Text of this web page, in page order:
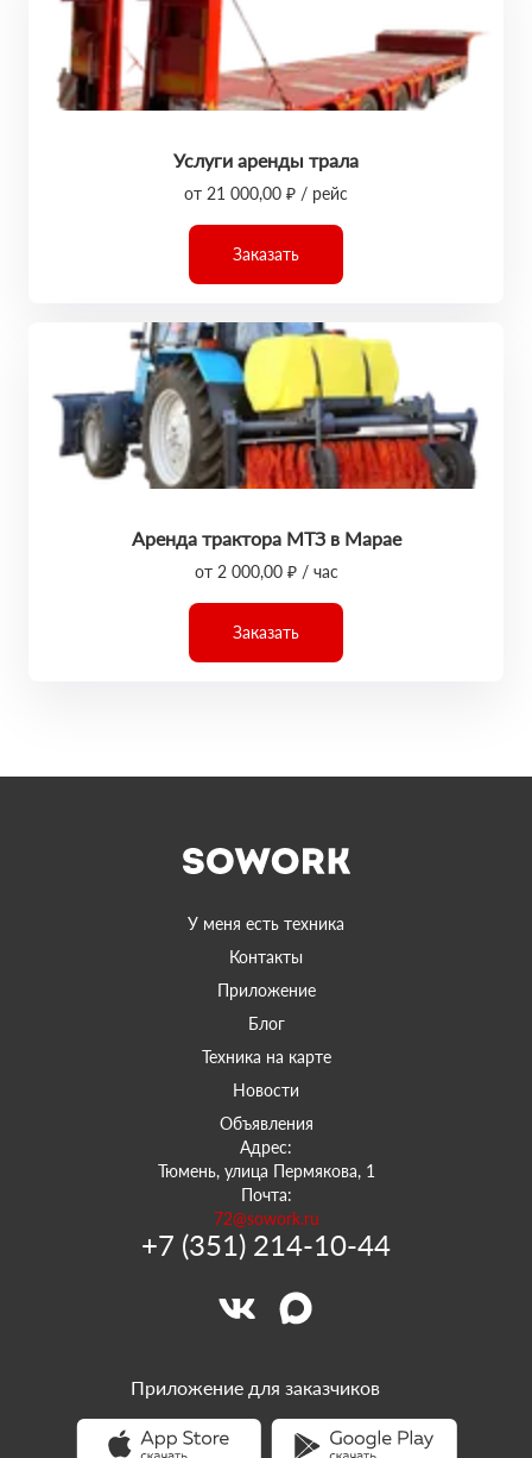
Услуги аренды трала
от 21 000,00 ₽ / рейс
Заказать
Аренда трактора МТЗ в Марае
от 2 000,00 ₽ / час
Заказать
У меня есть техника
Контакты
Приложение
Блог
Техника на карте
Новости
Объявления
Адрес:
Тюмень, улица Пермякова, 1
Почта:
72@sowork.ru
+7 (351) 214-10-44
Приложение для заказчиков